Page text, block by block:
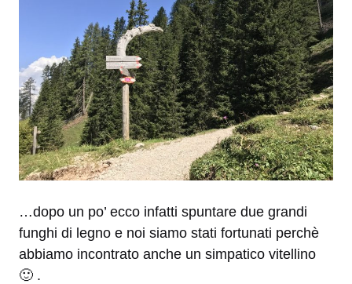
…dopo un po’ ecco infatti spuntare due grandi
funghi di legno e noi siamo stati fortunati perchè
abbiamo incontrato anche un simpatico vitellino
🙂 .